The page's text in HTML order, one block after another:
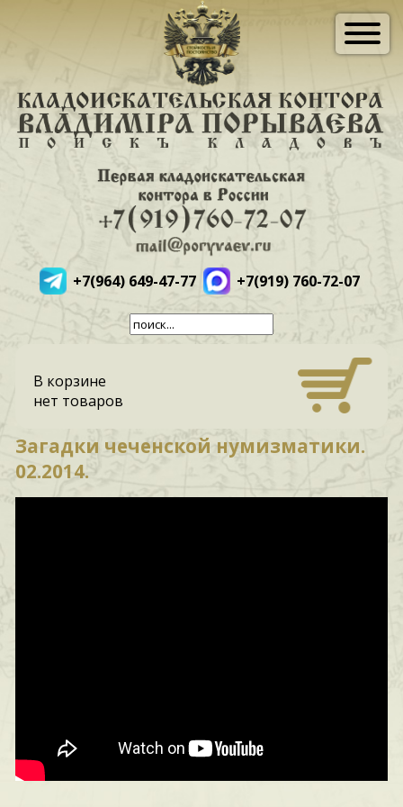
+7(964) 649-47-77 +7(919) 760-72-07
В корзине
нет товаров
Загадки чеченской нумизматики.
02.2014.